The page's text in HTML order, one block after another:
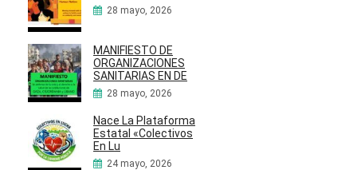
28 mayo, 2026
MANIFIESTO DE
ORGANIZACIONES
SANITARIAS EN DE
28 mayo, 2026
Nace La Plataforma
Estatal «Colectivos
En Lu
24 mayo, 2026